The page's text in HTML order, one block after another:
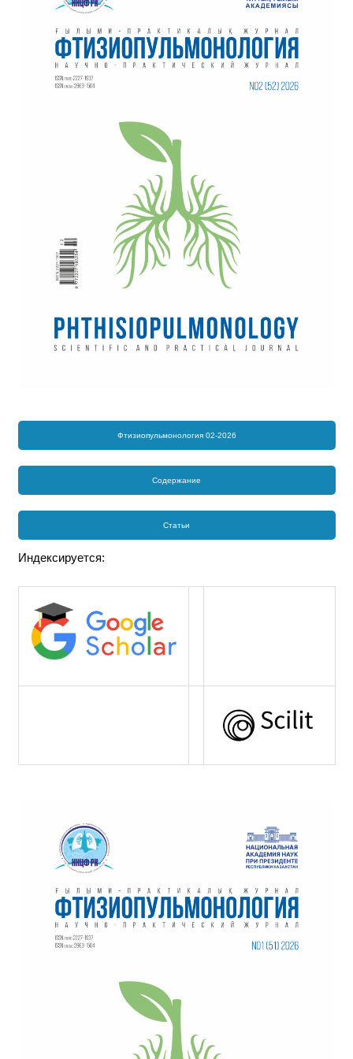
Фтизиопульмонология 02-2026
Содержание
Статьи
Индексируется: